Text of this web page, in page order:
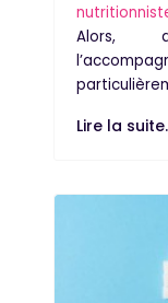
Alors,
Lire la